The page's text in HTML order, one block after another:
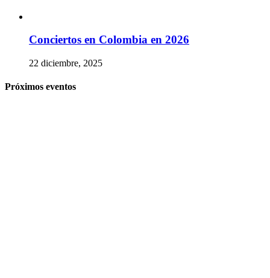
Conciertos en Colombia en 2026
22 diciembre, 2025
Próximos eventos